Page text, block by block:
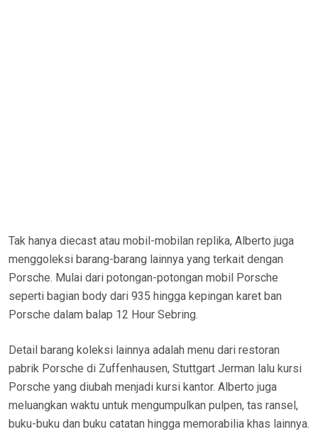
Tak hanya diecast atau mobil-mobilan replika, Alberto juga
menggoleksi barang-barang lainnya yang terkait dengan
Porsche. Mulai dari potongan-potongan mobil Porsche
seperti bagian body dari 935 hingga kepingan karet ban
Porsche dalam balap 12 Hour Sebring.
Detail barang koleksi lainnya adalah menu dari restoran
pabrik Porsche di Zuffenhausen, Stuttgart Jerman lalu kursi
Porsche yang diubah menjadi kursi kantor. Alberto juga
meluangkan waktu untuk mengumpulkan pulpen, tas ransel,
buku-buku dan buku catatan hingga memorabilia khas lainnya.